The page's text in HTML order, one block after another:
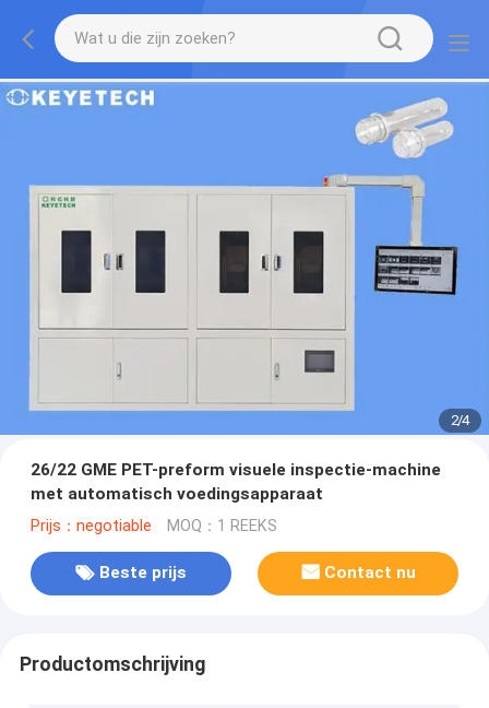
2/4
26/22 GME PET-preform visuele inspectie-machine
met automatisch voedingsapparaat
Prijs：negotiable MOQ：1 REEKS
Beste prijs Contact nu
Productomschrijving